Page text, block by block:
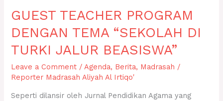
GUEST TEACHER PROGRAM
DENGAN TEMA “SEKOLAH DI
TURKI JALUR BEASISWA”
Leave a Comment /Agenda, Berita, Madrasah /
Reporter Madrasah Aliyah Al Irtiqo'
Seperti dilansir oleh Jurnal Pendidikan Agama yang
BEASISWA”